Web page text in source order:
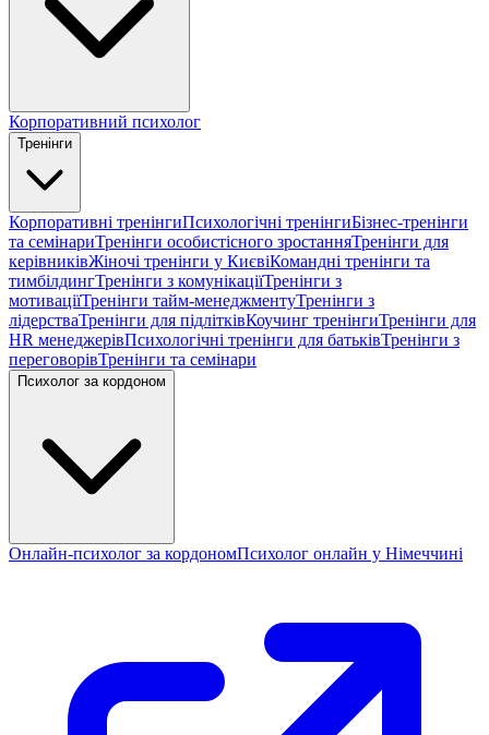
Корпоративний психолог
Тренінги
Корпоративні тренінгиПсихологічні тренінгиБізнес-тренінги
та семінариТренінги особистісного зростанняТренінги для
керівниківЖіночі тренінги у КиєвіКомандні тренінги та
тимбілдингТренінги з комунікаціїТренінги з
мотиваціїТренінги тайм-менеджментуТренінги з
лідерстваТренінги для підлітківКоучинг тренінгиТренінги для
HR менеджерівПсихологічні тренінги для батьківТренінги з
переговорівТренінги та семінари
Психолог за кордоном
Онлайн-психолог за кордономПсихолог онлайн у Німеччині